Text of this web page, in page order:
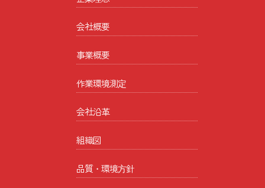
会社概要
事業概要
作業環境測定
会社沿革
組織図
品質・環境方針